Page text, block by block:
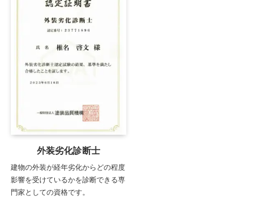
外装劣化診断士
建物の外装が経年劣化からどの程度
影響を受けているかを診断できる専
門家としての資格です。